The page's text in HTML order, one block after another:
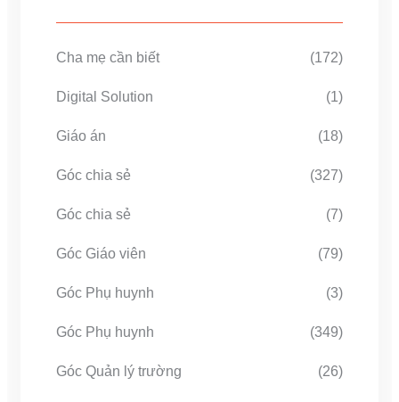
Cha mẹ cần biết (172)
Digital Solution (1)
Giáo án (18)
Góc chia sẻ (327)
Góc chia sẻ (7)
Góc Giáo viên (79)
Góc Phụ huynh (3)
Góc Phụ huynh (349)
Góc Quản lý trường (26)